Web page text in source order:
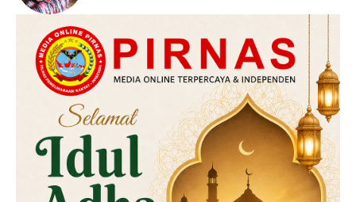
Daerah
Hukum
Kriminal
Labusel